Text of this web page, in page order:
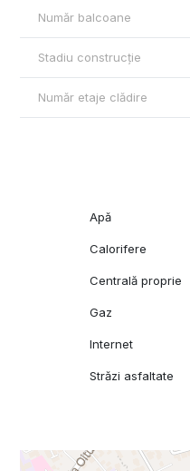
Număr balcoane
Stadiu construcție
Număr etaje clădire
Apă
Calorifere
Centrală proprie
Gaz
Internet
Străzi asfaltate